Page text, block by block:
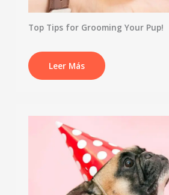
Top Tips for Grooming Your Pup!
Leer Más